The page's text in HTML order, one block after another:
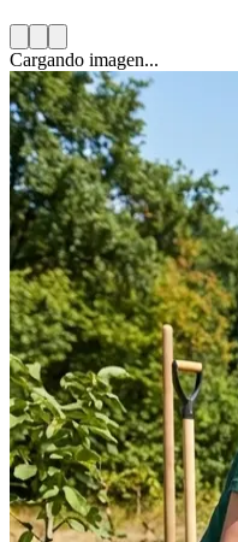
Cargando imagen...